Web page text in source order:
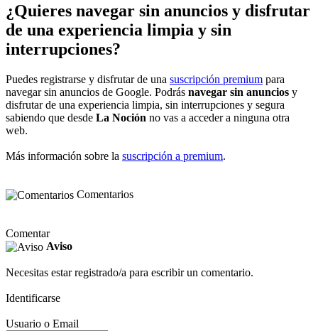
¿Quieres navegar sin anuncios y disfrutar
de una experiencia limpia y sin
interrupciones?
Puedes registrarse y disfrutar de una suscripción premium para
navegar sin anuncios de Google. Podrás navegar sin anuncios y
disfrutar de una experiencia limpia, sin interrupciones y segura
sabiendo que desde La Noción no vas a acceder a ninguna otra
web.
Más información sobre la suscripción a premium.
Comentarios
Comentar
Aviso
Necesitas estar registrado/a para escribir un comentario.
Identificarse
Usuario o Email